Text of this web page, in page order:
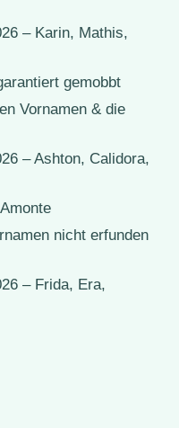
– Karin, Mathis,
gemobbt
Vornamen & die
– Ashton, Calidora,
nicht erfunden
– Frida, Era,